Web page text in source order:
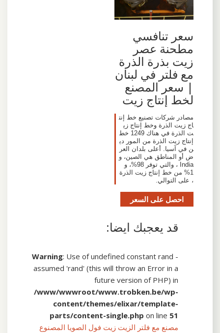
سعر تنافسي
مطحنة عصر
زيت بذرة الذرة
مع فلتر في لبنان
| سعر المصنع
لخط إنتاج زيت
مصادر شركات تصنيع خط إنت
اج زيت الذرة وخط إنتاج زي
ت الذرة في هناك 1249 خط
إنتاج زيت الذرة من المور دي
ن في آسيا. أعلى بلدان العر
ض أو المناطق هي الصين، و
India ، والتي توفر 98%، و
1% من خط إنتاج زيت الذرة
، على التوالي.
احصل على السعر
قد يعجبك ايضا:
Warning: Use of undefined constant rand -
assumed 'rand' (this will throw an Error in a
future version of PHP) in
/www/wwwroot/www.trobken.be/wp-
content/themes/elixar/template-
parts/content-single.php on line 51
مصنع مع فلتر الزيت زيت فول الصويا المصنوع